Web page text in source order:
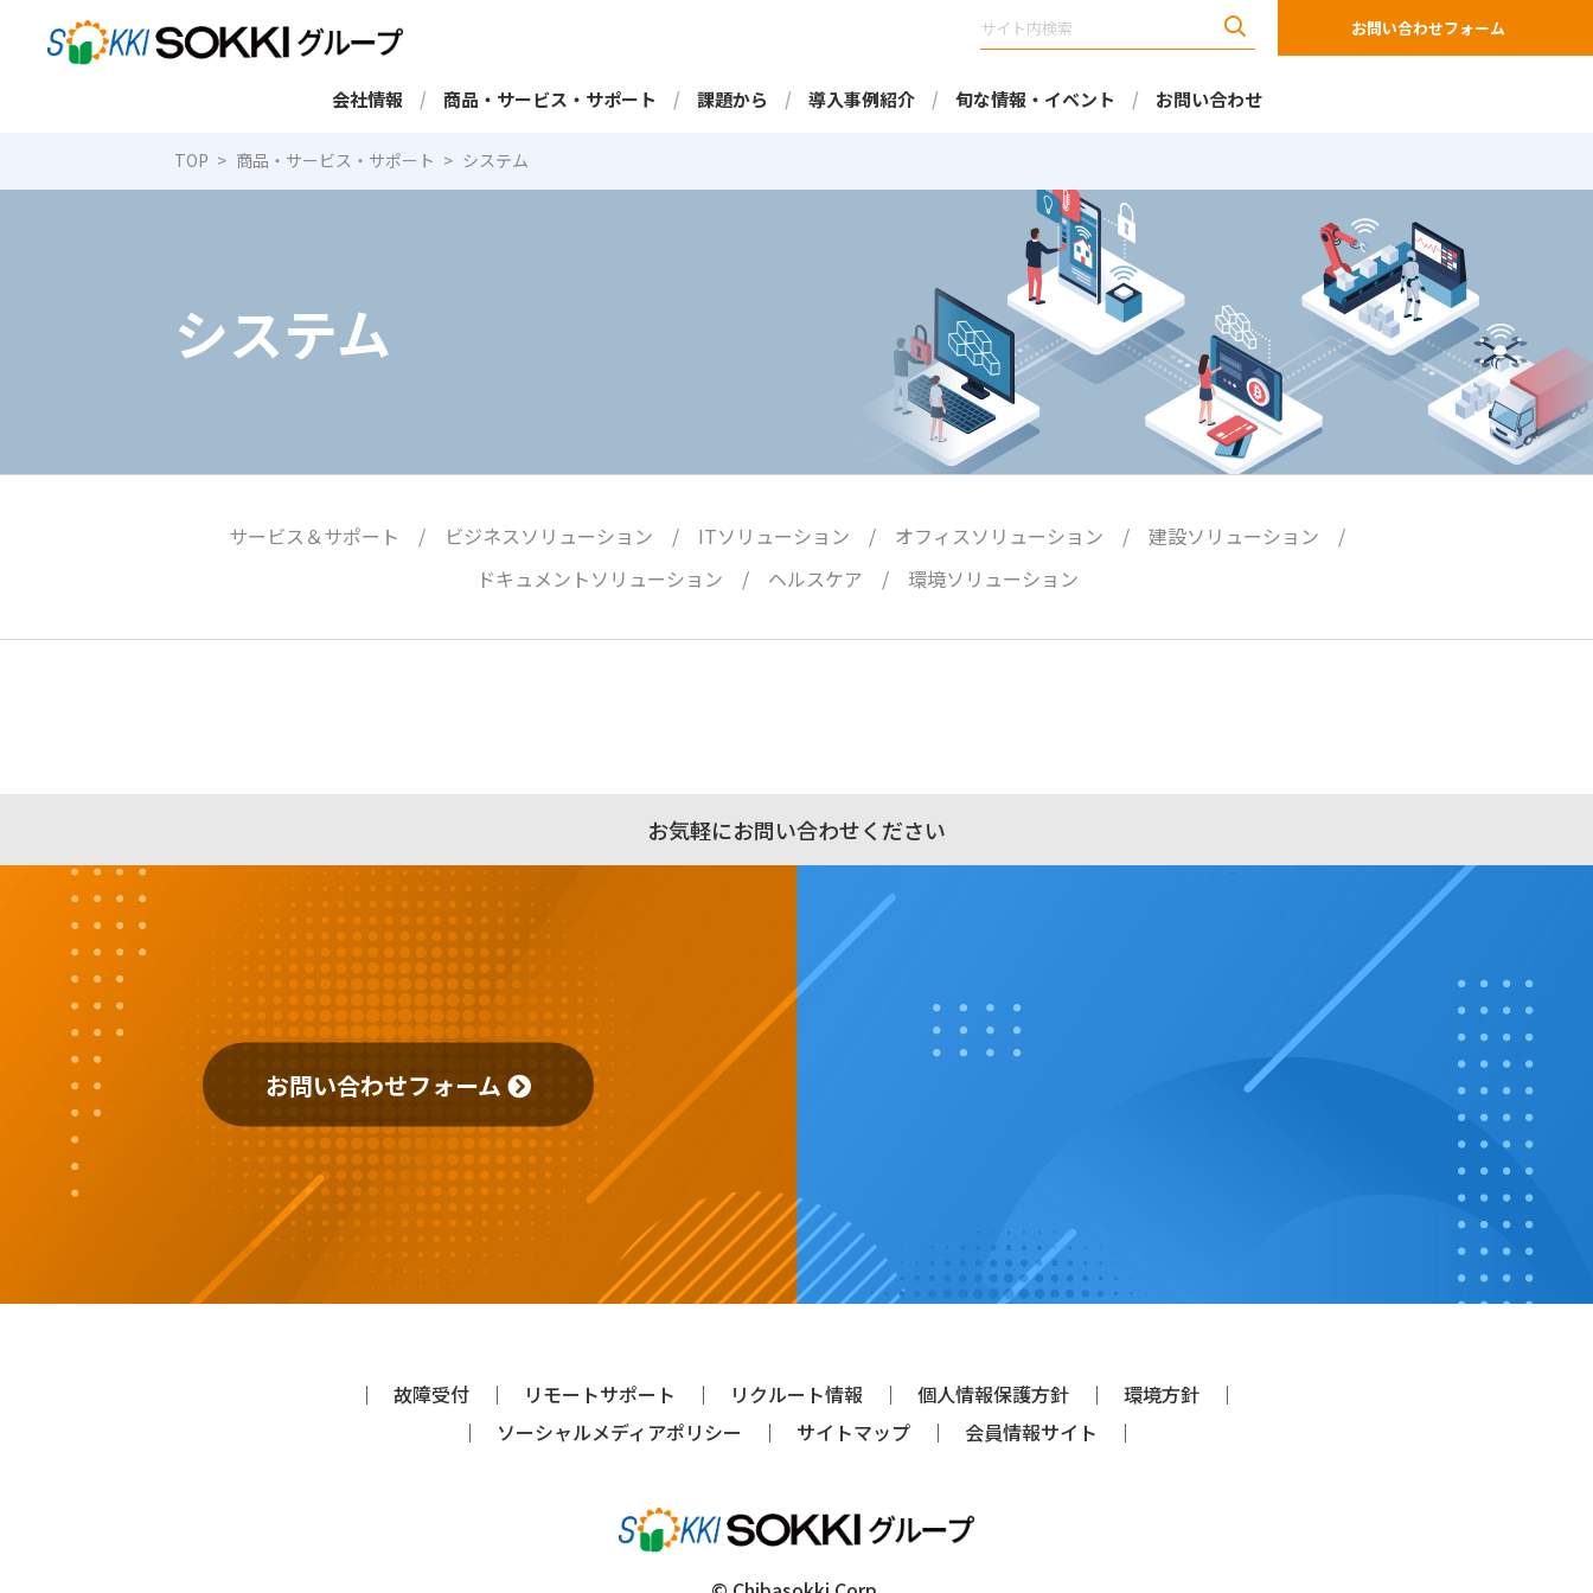
お問い合わせフォーム
会社情報 商品・サービス・サポート 課題から 導入事例紹介 旬な情報・イベント お問い合わせ
TOP 商品・サービス・サポート システム
システム
サービス＆サポート ビジネスソリューション ITソリューション オフィスソリューション
建設ソリューション
ドキュメントソリューション
ヘルスケア 環境ソリューション
お気軽にお問い合わせください
お問い合わせフォーム
故障受付 リモートサポート リクルート情報 個人情報保護方針
環境方針
ソーシャルメディアポリシー
サイトマップ 会員情報サイト